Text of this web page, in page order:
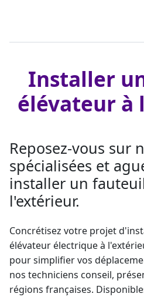
Installer
élévateur à
Reposez-vous sur
spécialisées et
installer un
l'extérieur.
Concrétisez votre projet
élévateur électrique à
pour simplifier vos
nos techniciens conseil,
régions françaises.